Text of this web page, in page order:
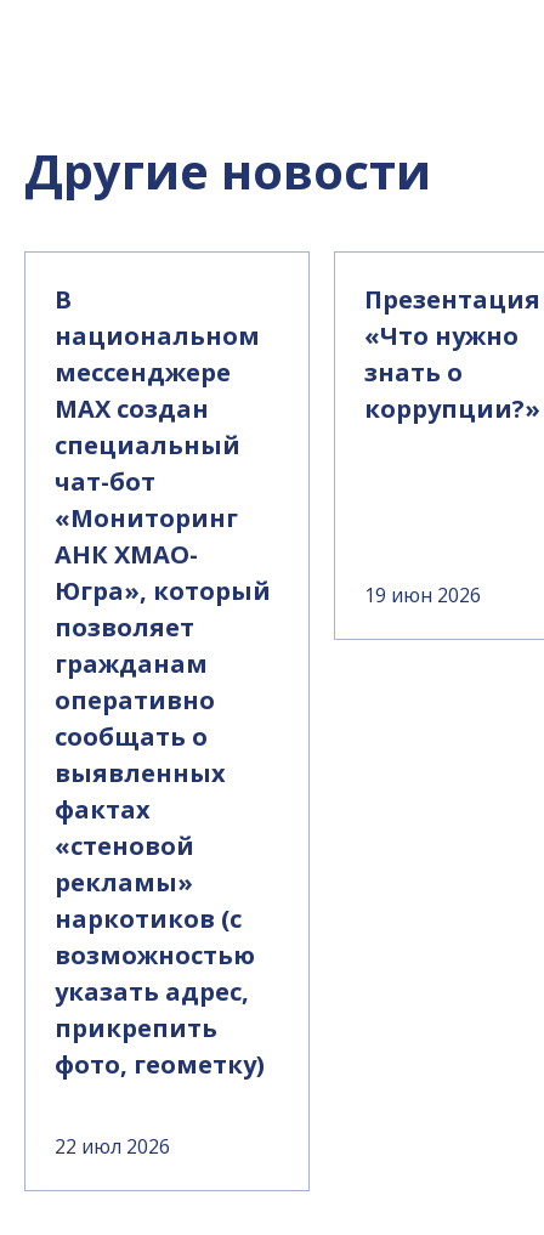
Другие новости
В
национальном
мессенджере
MAX создан
специальный
чат-бот
«Мониторинг
АНК ХМАО-
Югра», который
позволяет
гражданам
оперативно
сообщать о
выявленных
фактах
«стеновой
рекламы»
наркотиков (с
возможностью
указать адрес,
прикрепить
фото, геометку)
22 июл 2026
Презентация
«Что нужно
знать о
коррупции?»
19 июн 2026